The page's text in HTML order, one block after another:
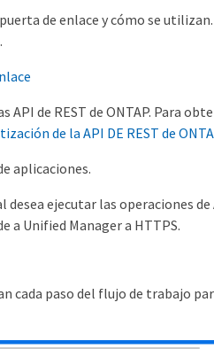
de enlace y cómo se
API de REST de ONTAP. Para
de la API DE REST de
aplicaciones.
desea ejecutar las operaciones
a Unified Manager a HTTPS.
cada paso del flujo de trabajo